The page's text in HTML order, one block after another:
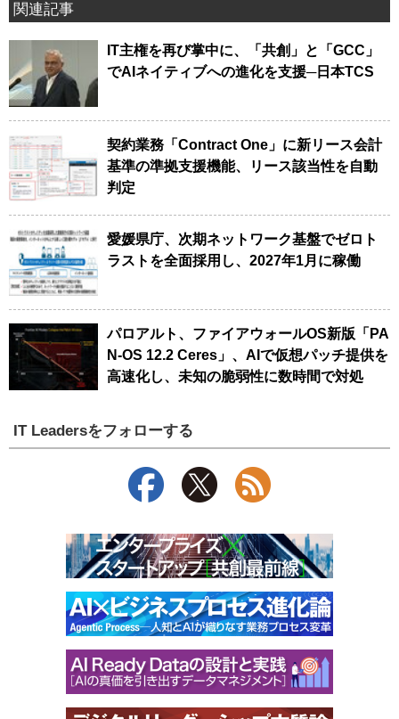
関連記事
IT主権を再び掌中に、「共創」と「GCC」
でAIネイティブへの進化を支援─日本TCS
契約業務「Contract One」に新リース会計
基準の準拠支援機能、リース該当性を自動
判定
愛媛県庁、次期ネットワーク基盤でゼロト
ラストを全面採用し、2027年1月に稼働
パロアルト、ファイアウォールOS新版「PA
N-OS 12.2 Ceres」、AIで仮想パッチ提供を
高速化し、未知の脆弱性に数時間で対処
IT Leadersをフォローする